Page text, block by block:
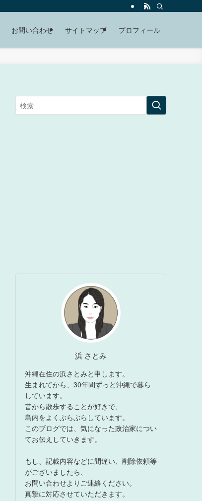
お問い合わせ サイトマップ プロフィール
浜 さとみ
沖縄在住の浜さとみと申します。
生まれてから、30年間ずっと沖縄で暮ら
しています。
昔から散歩することが好きで、
島内をよくぶらぶらしています。
このブログでは、気になった政治家につい
てお伝えしていきます。
もし、記載内容などに間違い、削除依頼等
がございましたら、
お問い合わせよりご連絡ください。
真摯に対応させていただきます。